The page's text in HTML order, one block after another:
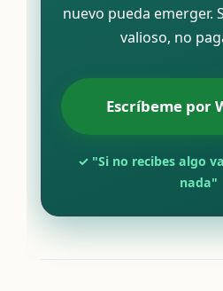
nuevo pueda emerger.
valioso, no
Escríbeme por
✓ "Si no recibes algo
nada"